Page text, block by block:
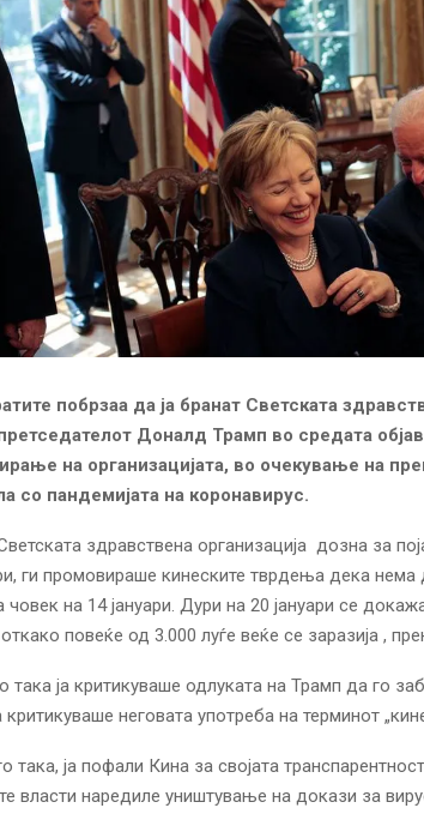
побрзаа да ја бранат Светската
Доналд Трамп во средата
на организацијата, во очекување на
со пандемијата на коронавирус.
здравствена организација дозна за
ги промовираше кинеските тврдења дека
човек на 14 јануари. Дури на 20 јануари се
повеќе од 3.000 луѓе веќе се заразија ,
така ја критикуваше одлуката на Трамп да го
неговата употреба на терминот
така, ја пофали Кина за својата
власти наредиле уништување на докази за